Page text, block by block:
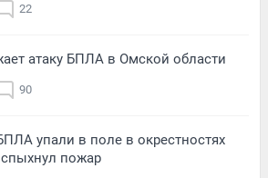
22
атаку БПЛА в Омской области
90
упали в поле в окрестностях
пожар